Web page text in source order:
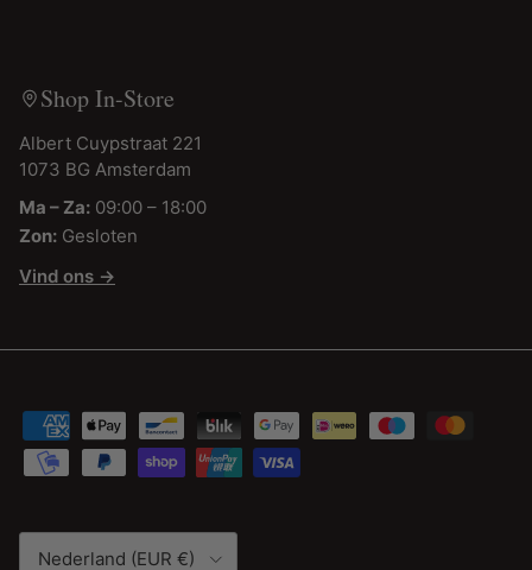
Shop In-Store
Albert Cuypstraat 221
1073 BG Amsterdam
Ma – Za: 09:00 – 18:00
Zon: Gesloten
Vind ons →
Land/Regio
Nederland (EUR €)